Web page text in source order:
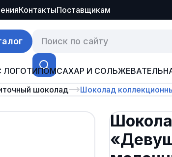
КонтактыПоставщикам
ЛОГОТИПОМСАХАР И СОЛЬ
шоколад Шоколад